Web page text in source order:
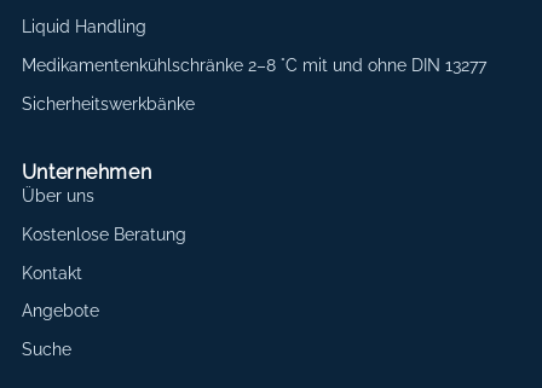
Liquid Handling
Medikamentenkühlschränke 2–8 °C mit und ohne DIN 13277
Sicherheitswerkbänke
Unternehmen
Über uns
Kostenlose Beratung
Kontakt
Angebote
Suche